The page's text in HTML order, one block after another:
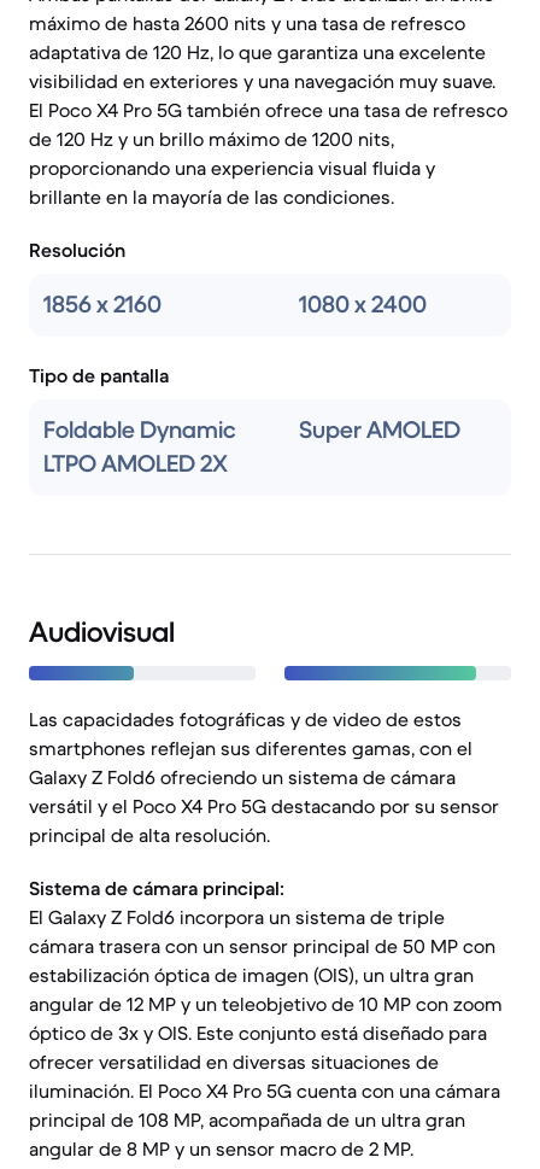
máximo de hasta 2600 nits y una tasa de refresco
adaptativa de 120 Hz, lo que garantiza una excelente
visibilidad en exteriores y una navegación muy suave.
El Poco X4 Pro 5G también ofrece una tasa de refresco
de 120 Hz y un brillo máximo de 1200 nits,
proporcionando una experiencia visual fluida y
brillante en la mayoría de las condiciones.
Resolución
1856 x 2160 1080 x 2400
Tipo de pantalla
Foldable Dynamic
LTPO AMOLED 2X
Super AMOLED
Audiovisual
Las capacidades fotográficas y de video de estos
smartphones reflejan sus diferentes gamas, con el
Galaxy Z Fold6 ofreciendo un sistema de cámara
versátil y el Poco X4 Pro 5G destacando por su sensor
principal de alta resolución.
Sistema de cámara principal:
El Galaxy Z Fold6 incorpora un sistema de triple
cámara trasera con un sensor principal de 50 MP con
estabilización óptica de imagen (OIS), un ultra gran
angular de 12 MP y un teleobjetivo de 10 MP con zoom
óptico de 3x y OIS. Este conjunto está diseñado para
ofrecer versatilidad en diversas situaciones de
iluminación. El Poco X4 Pro 5G cuenta con una cámara
principal de 108 MP, acompañada de un ultra gran
angular de 8 MP y un sensor macro de 2 MP.